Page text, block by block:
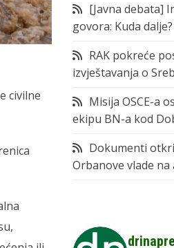
civilne
[Javna debata]
govora: Kuda dalje?
RAK pokreće
izvještavanja o
Misija OSCE-a
ekipu BN-a kod
Dokumenti
Orbanove vlade na